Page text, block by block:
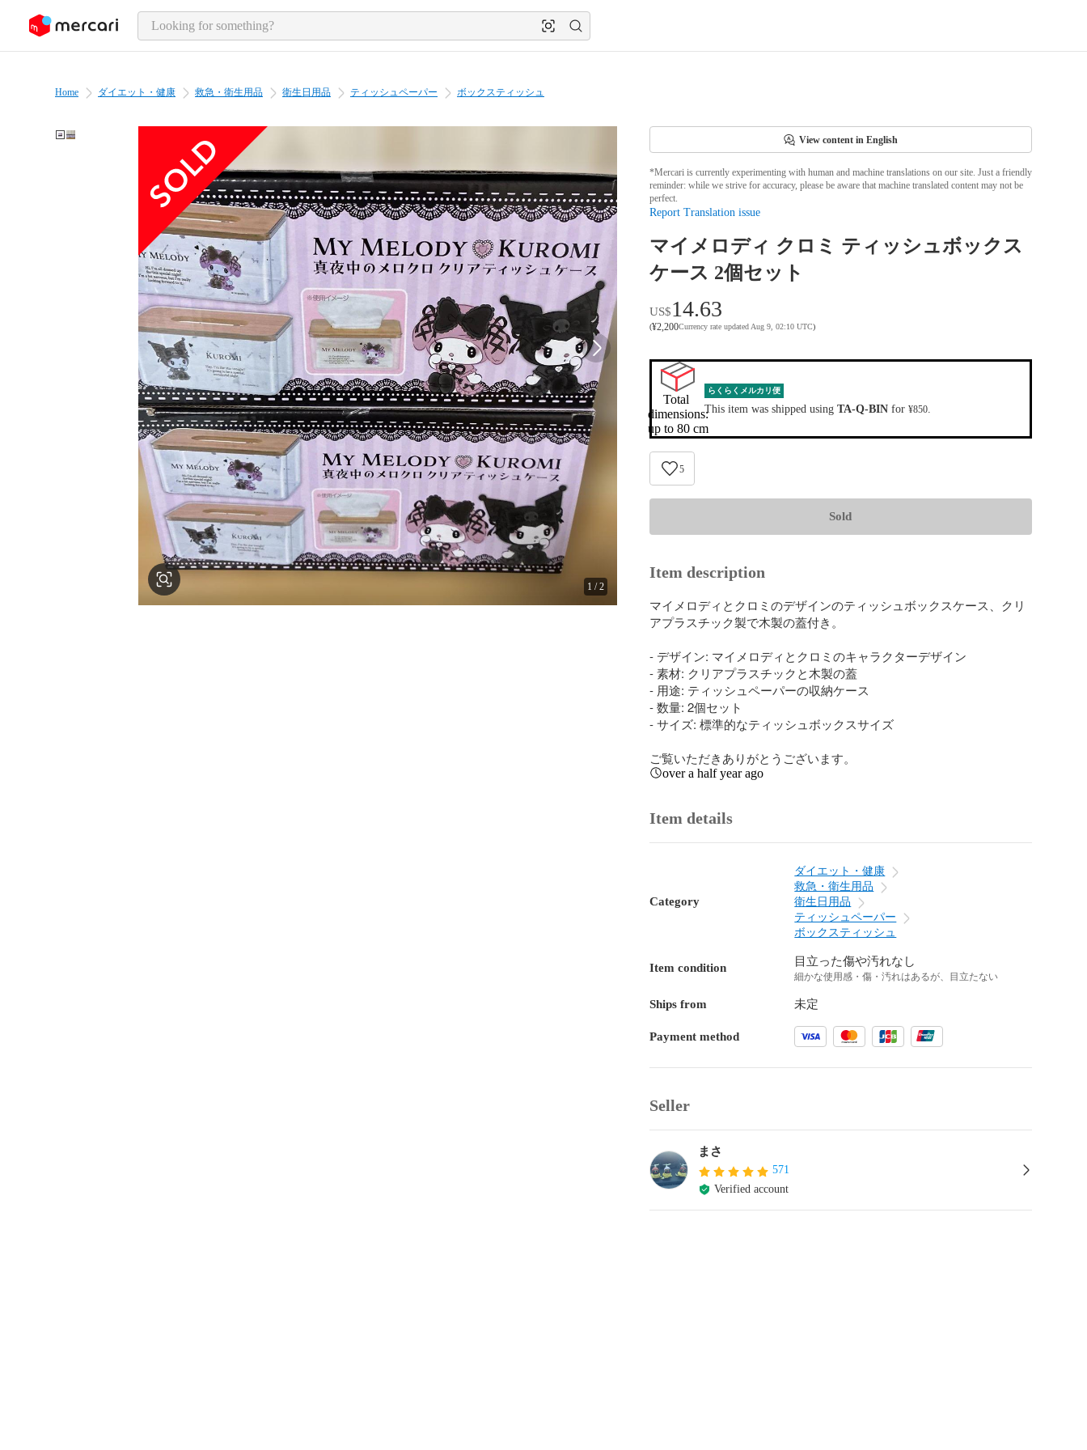
page content
Home ダイエット・健康 救急・衛生用品 衛生日用品 ティッシュペーパー ボックスティッシュ
1 /2
View content in English
*Mercari is currently experimenting with human and machine translations on our site. Just a friendly
reminder: while we strive for accuracy, please be aware that machine translated content may not be
perfect.
Report Translation issue
マイメロディ クロミ ティッシュボックス
ケース 2個セット
US$14.63
(¥2,200Currency rate updated Aug 9, 02:10 UTC)
Total
dimensions:
up to 80 cm
らくらくメルカリ便
This item was shipped using TA-Q-BINfor ¥850.
5
Sold
Item description
マイメロディとクロミのデザインのティッシュボックスケース、クリ
アプラスチック製で木製の蓋付き。
- デザイン: マイメロディとクロミのキャラクターデザイン
- 素材: クリアプラスチックと木製の蓋
- 用途: ティッシュペーパーの収納ケース
- 数量: 2個セット
- サイズ: 標準的なティッシュボックスサイズ
ご覧いただきありがとうございます。
over a half year ago
Item details
Category
ダイエット・健康
救急・衛生用品
衛生日用品
ティッシュペーパー
ボックスティッシュ
Item condition 目立った傷や汚れなし
細かな使用感・傷・汚れはあるが、目立たない
Ships from 未定
Payment method
Seller
まさ
571
Verified account